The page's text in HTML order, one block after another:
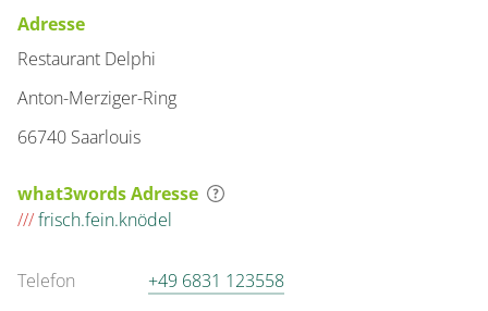
Adresse
Restaurant Delphi
Anton-Merziger-Ring
66740 Saarlouis
what3words Adresse
///frisch.fein.knödel
Telefon
+49 6831 123558